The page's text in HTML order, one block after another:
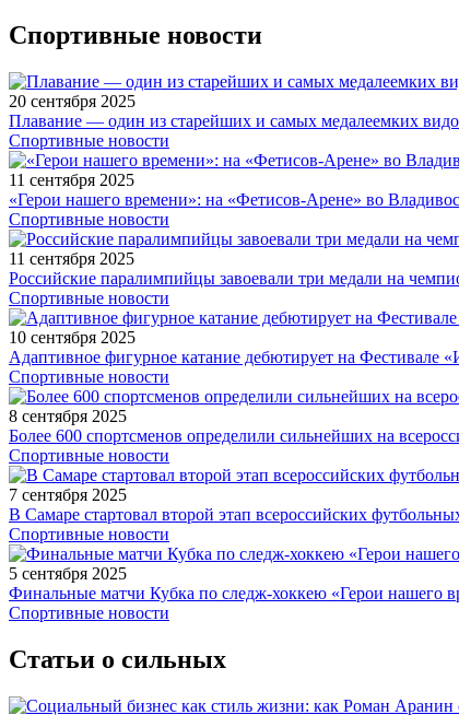
Спортивные новости
20 сентября 2025
Плавание — один из старейших и самых медалеемких
Спортивные новости
11 сентября 2025
«Герои нашего времени»: на «Фетисов-Арене» во
Спортивные новости
11 сентября 2025
Российские паралимпийцы завоевали три медали на
Спортивные новости
10 сентября 2025
Адаптивное фигурное катание дебютирует на
Спортивные новости
8 сентября 2025
Более 600 спортсменов определили сильнейших на
Спортивные новости
7 сентября 2025
В Самаре стартовал второй этап всероссийских
Спортивные новости
5 сентября 2025
Финальные матчи Кубка по следж-хоккею «Герои нашего
Спортивные новости
Статьи о сильных